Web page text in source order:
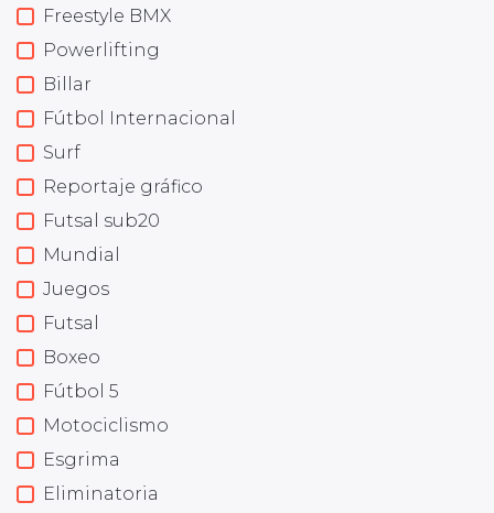
Freestyle BMX
Powerlifting
Billar
Fútbol Internacional
Surf
Reportaje gráfico
Futsal sub20
Mundial
Juegos
Futsal
Boxeo
Fútbol 5
Motociclismo
Esgrima
Eliminatoria